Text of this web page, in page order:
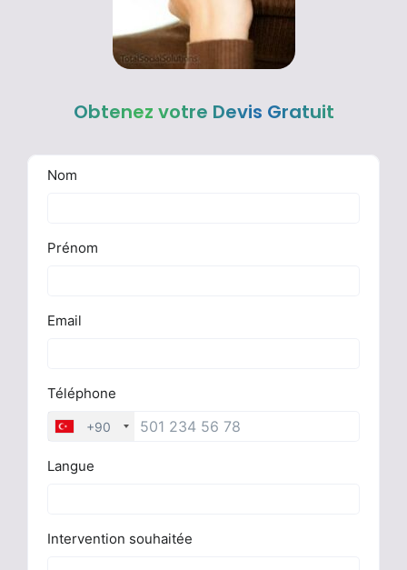
Obtenez votre Devis Gratuit